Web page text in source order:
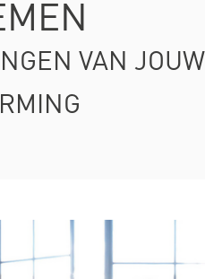
VAN JOUW